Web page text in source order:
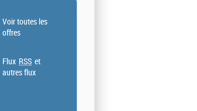
Voir toutes les
offres
Flux RSS et
autres flux